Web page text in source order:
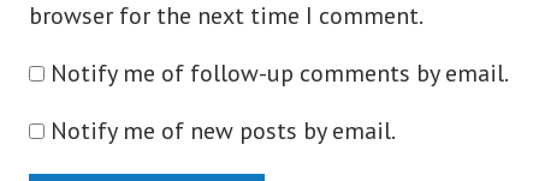
browser for the next time I comment.
Notify me of follow-up comments by email.
Notify me of new posts by email.